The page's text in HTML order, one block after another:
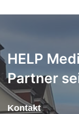
HELP
Partner
Kontakt